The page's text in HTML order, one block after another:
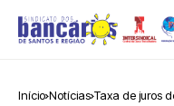
Início Notícias Taxa de juros